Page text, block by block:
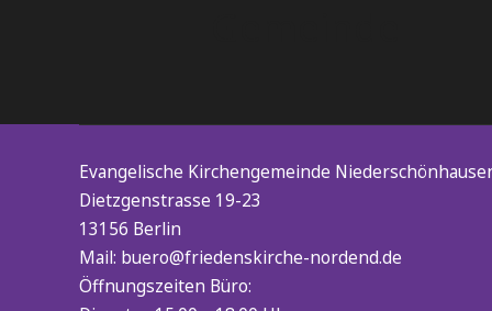
Evangelische Kirchengemeinde
Dietzgenstrasse 19-23
13156 Berlin
Mail: buero@friedenskirche-nordend.de
Öffnungszeiten Büro: